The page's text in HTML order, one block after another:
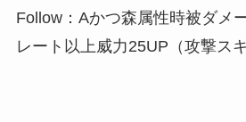
Follow：Aかつ森属性時被ダメ
レート以上威力25UP（攻撃ス